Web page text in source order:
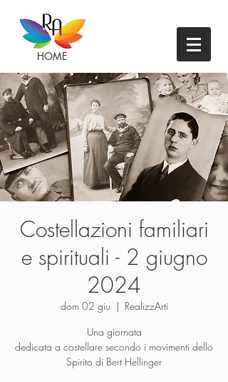
HOME
Costellazioni familiari
e spirituali - 2 giugno
2024
dom 02 giu
  |
RealizzArti
Una giornata
dedicata a costellare secondo i movimenti dello